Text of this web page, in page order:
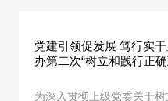
党建引领促发展 笃行实
办第二次“树立和践行正
为深入贯彻上级党委关于